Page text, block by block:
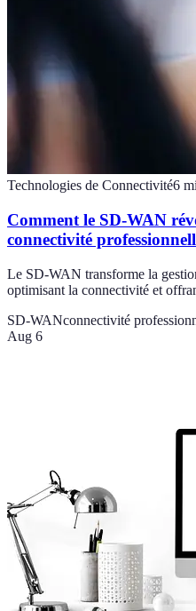
Technologies de Connectivité6
Comment le SD-WAN
connectivité
Le SD-WAN transforme la
optimisant la connectivité et
SD-WANconnectivité
Aug 6